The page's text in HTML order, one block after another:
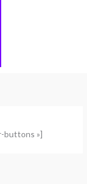
buttons »]